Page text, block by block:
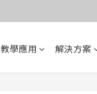
價
教學應用 解決方案